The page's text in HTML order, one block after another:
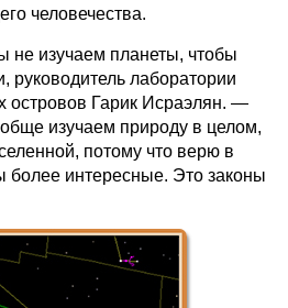
человечества.
не изучаем планеты, чтобы
руководитель лаборатории
островов Гарик Исраэлян. —
изучаем природу в целом,
потому что верю в
более интересные. Это законы